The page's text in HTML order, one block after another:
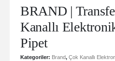
BRAND |
Kanallı
Pipet
Kategoriler: Brand, Çok Kanallı